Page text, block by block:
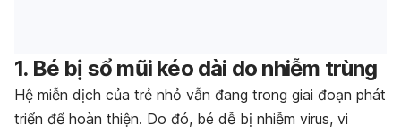
1. Bé bị sổ mũi kéo dài do nhiễm trùng
Hệ miễn dịch của trẻ nhỏ vẫn đang trong giai đoạn phát
triển để hoàn thiện. Do đó, bé dễ bị nhiễm virus, vi